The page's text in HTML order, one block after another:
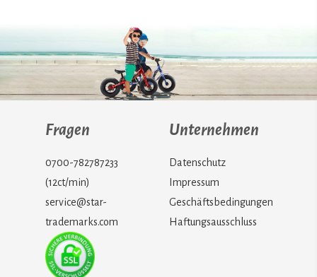
Fragen
0700-782787233
(12ct/min)
service@star-
trademarks.com
Unternehmen
Datenschutz
Impressum
Geschäftsbedingungen
Haftungsausschluss